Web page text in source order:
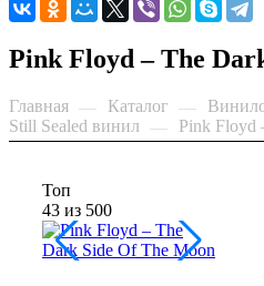
Pink Floyd – The
Главная — Каталог —
Still Sealed винил — Pink Floyd
Топ
43 из 500